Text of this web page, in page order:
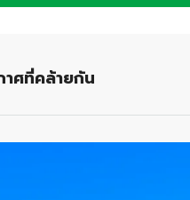
าศที่คล้ายกัน